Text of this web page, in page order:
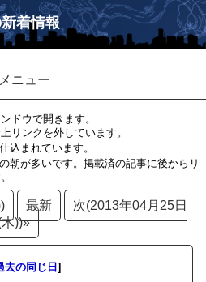
着情報
メニュー
ドウで開きます。
リンクを外しています。
込まれています。
朝が多いです。掲載済の記事に後からリ
最新
次(2013年04月25日
))»
去の同じ日 ]